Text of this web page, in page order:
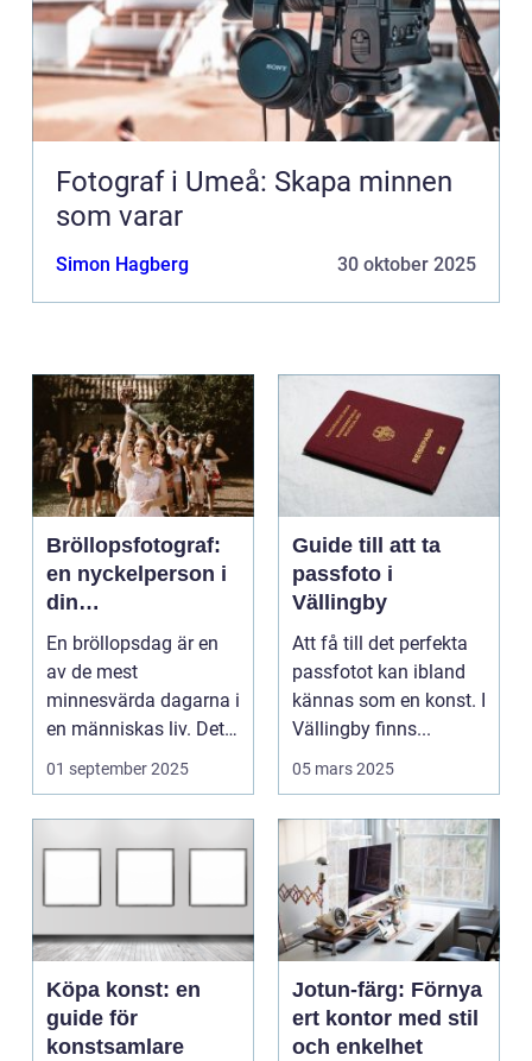
Fotograf i Umeå: Skapa minnen
som varar
Simon Hagberg 30 oktober 2025
Bröllopsfotograf:
en nyckelperson i
din
bröllopsberättelse
En bröllopsdag är en
av de mest
minnesvärda dagarna i
en människas liv. Det
&aum...
01 september 2025
Guide till att ta
passfoto i
Vällingby
Att få till det perfekta
passfotot kan ibland
kännas som en konst. I
Vällingby finns...
05 mars 2025
Köpa konst: en
guide för
konstsamlare
Jotun-färg: Förnya
ert kontor med stil
och enkelhet